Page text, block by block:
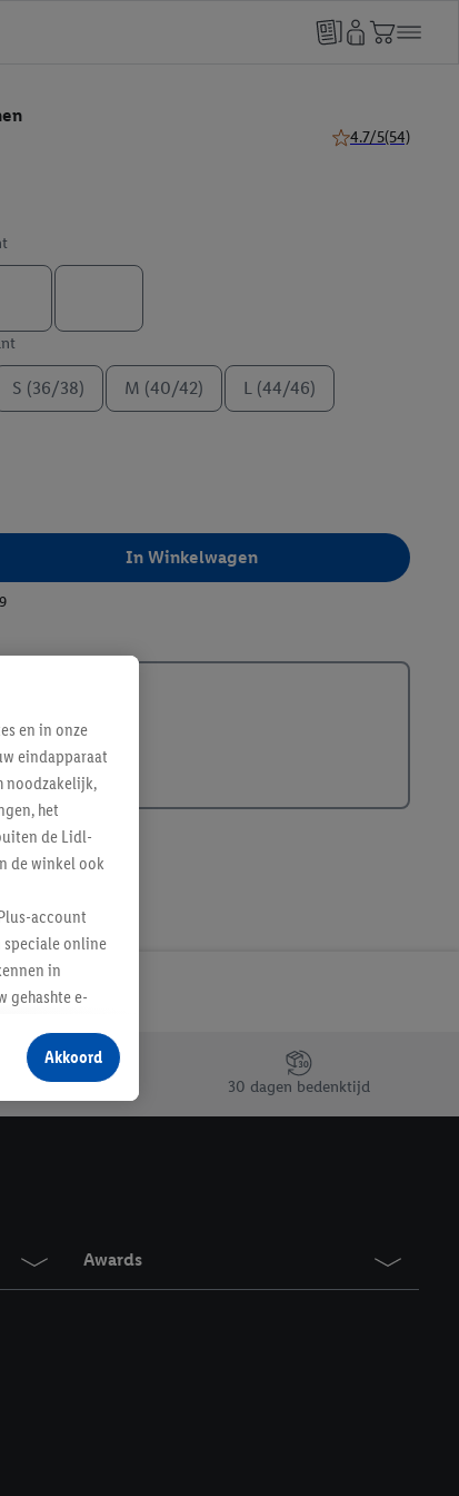
4.7/5(54)
S (36/38) M (40/42) L (44/46)
In Winkelwagen
30 dagen bedenktijd
Awards
en in onze
eindapparaat
noodzakelijk,
het
de Lidl-
de winkel ook
account
speciale online
in
gehashte e-
waarin je
te plaatsen
gehashte e-
worden
informatie,
in te
Akkoord